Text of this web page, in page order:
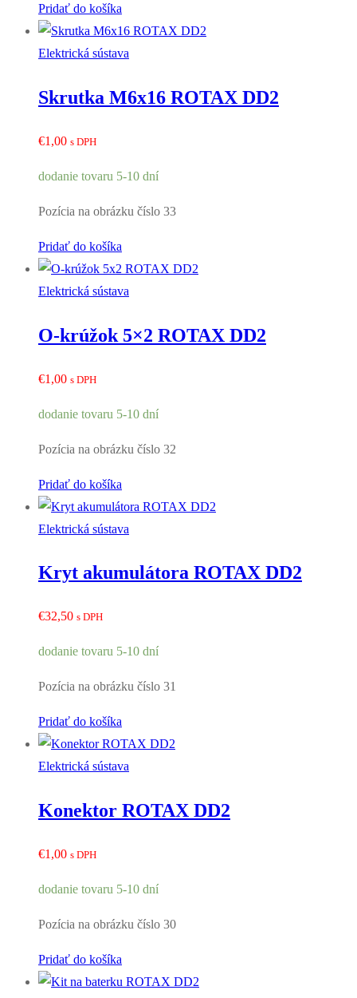
Pridať do košíka
Elektrická sústava
Skrutka M6x16 ROTAX DD2
€1,00 s DPH
dodanie tovaru 5-10 dní
Pozícia na obrázku číslo 33
Pridať do košíka
Elektrická sústava
O-krúžok 5×2 ROTAX DD2
€1,00 s DPH
dodanie tovaru 5-10 dní
Pozícia na obrázku číslo 32
Pridať do košíka
Elektrická sústava
Kryt akumulátora ROTAX DD2
€32,50 s DPH
dodanie tovaru 5-10 dní
Pozícia na obrázku číslo 31
Pridať do košíka
Elektrická sústava
Konektor ROTAX DD2
€1,00 s DPH
dodanie tovaru 5-10 dní
Pozícia na obrázku číslo 30
Pridať do košíka